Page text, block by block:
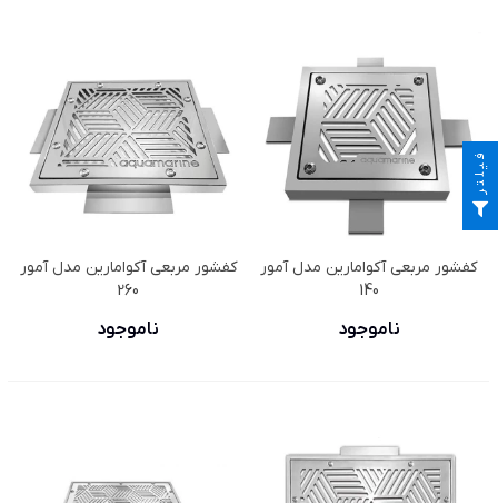
کفشور مربعی آکوامارین مدل آمور
140
ناموجود
کفشور مربعی آکوامارین مدل آمور
260
ناموجود
فیلتر